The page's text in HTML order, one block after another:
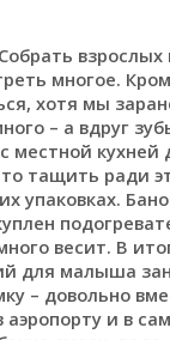
взрослых
многое.
хотя мы
– а вдруг
местной
тащить ради
упаковках.
весит. В
для малыша
– довольно
и в